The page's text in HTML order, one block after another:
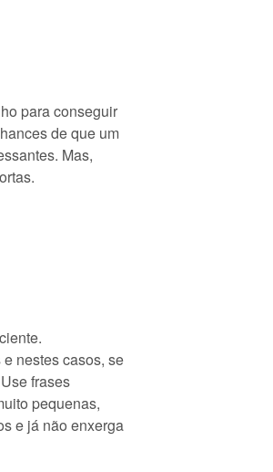
para conseguir
de que um
Mas,
nestes casos, se
frases
pequenas,
e já não enxerga